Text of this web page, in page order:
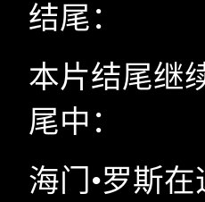
结尾：
本片结尾继
尾中：
海门•罗斯